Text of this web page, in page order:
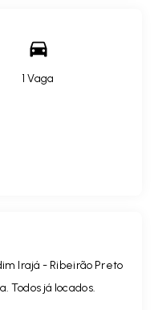
1 Vaga
Irajá - Ribeirão Preto
Todos já locados.